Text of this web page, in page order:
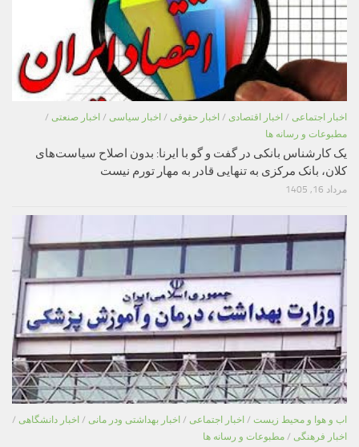
اخبار اجتماعی / اخبار اقتصادی / اخبار حقوقی / اخبار سیاسی / اخبار صنعتی /
مطبوعات و رسانه ها
یک کارشناس بانکی در گفت و گو با ایرنا: بدون اصلاح سیاست‌های
کلان، بانک مرکزی به تنهایی قادر به مهار تورم نیست
مرداد 16, 1405
اب و هوا و محیط زیست / اخبار اجتماعی / اخبار بهداشتی ودر مانی / اخبار دانشگاهی /
اخبار فرهنگی / مطبوعات و رسانه ها